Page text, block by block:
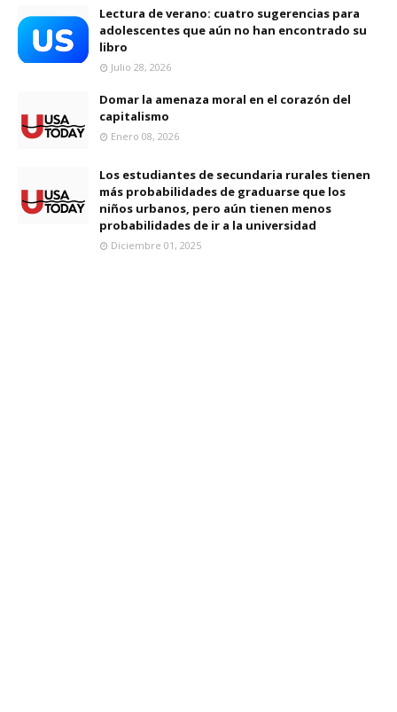
Lectura de verano: cuatro sugerencias para
adolescentes que aún no han encontrado su
libro
Julio 28, 2026
Domar la amenaza moral en el corazón del
capitalismo
Enero 08, 2026
Los estudiantes de secundaria rurales tienen
más probabilidades de graduarse que los
niños urbanos, pero aún tienen menos
probabilidades de ir a la universidad
Diciembre 01, 2025